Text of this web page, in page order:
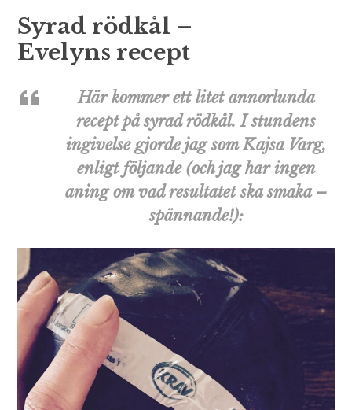
Syrad rödkål –
Evelyns recept
Här kommer ett litet annorlunda
recept på syrad rödkål. I stundens
ingivelse gjorde jag som Kajsa Varg,
enligt följande (och jag har ingen
aning om vad resultatet ska smaka –
spännande!):